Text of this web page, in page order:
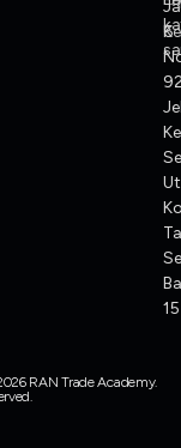
6
RAN Trade Academy.